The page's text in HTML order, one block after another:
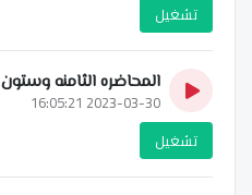
تشغيل
المحاضره الثامنه وستون
2023-03-30 16:05:21
تشغيل